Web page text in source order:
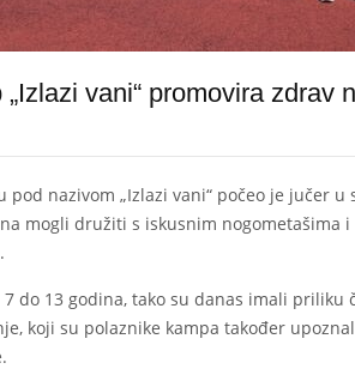
vani“ promovira zdrav
pod nazivom „Izlazi vani“ počeo je jučer
mogli družiti s iskusnim nogometašima
7 do 13 godina, tako su danas imali
koji su polaznike kampa također